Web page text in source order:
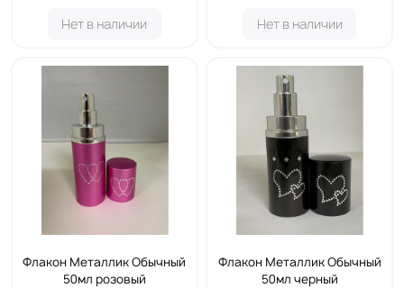
Нет в наличии Нет в наличии
Флакон Металлик Обычный
50мл розовый
Флакон Металлик Обычный
50мл черный